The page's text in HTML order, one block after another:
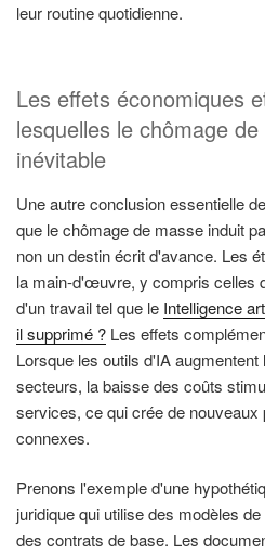
leur routine quotidienne.
Les effets économiques
lesquelles le chômage
inévitable
Une autre conclusion essentielle
que le chômage de masse induit
non un destin écrit d'avance. Les
la main-d'œuvre, y compris celles
d'un travail tel que le Intelligence
il supprimé ? Les effets
Lorsque les outils d'IA
secteurs, la baisse des coûts
services, ce qui crée de
connexes.
Prenons l'exemple d'une
juridique qui utilise des modèles
des contrats de base. Les